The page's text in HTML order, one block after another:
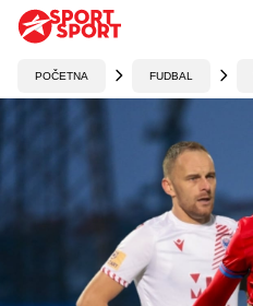
POČETNA FUDBAL